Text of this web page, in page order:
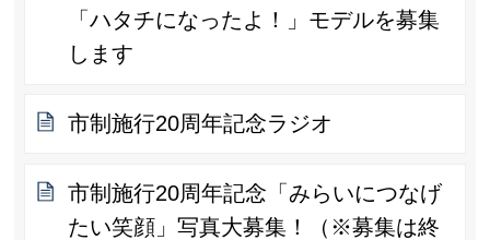
「ハタチになったよ！」モデルを募集
します
市制施行20周年記念ラジオ
市制施行20周年記念「みらいにつなげ
たい笑顔」写真大募集！（※募集は終